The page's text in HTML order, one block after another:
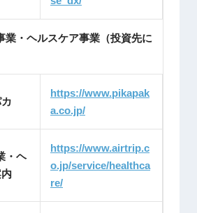
・ヘルスケア事業（投資先に
https://www.pikapak
a.co.jp/
・ヘ
https://www.airtrip.c
o.jp/service/healthca
re/